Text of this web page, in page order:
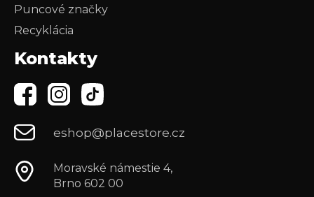
Puncové značky
Recyklácia
Kontakty
eshop@placestore.cz
Moravské námestie 4,
Brno 602 00